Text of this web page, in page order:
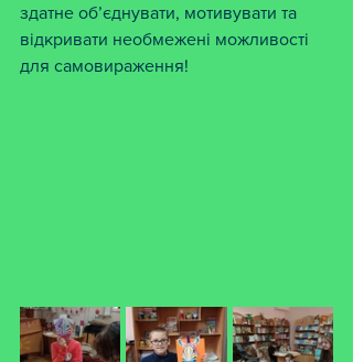
здатне об’єднувати, мотивувати та
відкривати необмежені можливості
для самовираження!